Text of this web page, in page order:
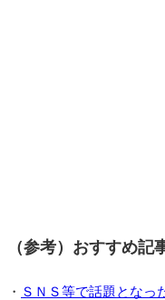
（参考）おすすめ記
・ ＳＮＳ等で話題となっ